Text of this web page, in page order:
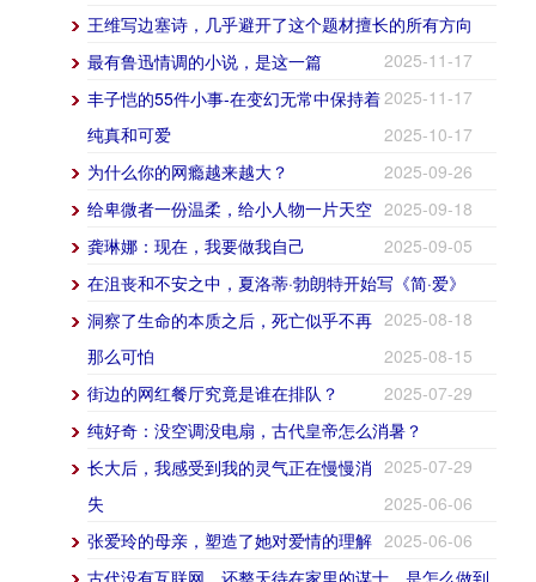
王维写边塞诗，几乎避开了这个题材擅长的所有方向
2025-11-17
最有鲁迅情调的小说，是这一篇
2025-11-17
丰子恺的55件小事-在变幻无常中保持着
纯真和可爱
2025-10-17
为什么你的网瘾越来越大？
2025-09-26
给卑微者一份温柔，给小人物一片天空 2025-09-18
龚琳娜：现在，我要做我自己
2025-09-05
在沮丧和不安之中，夏洛蒂·勃朗特开始写《简·爱》
2025-08-18
洞察了生命的本质之后，死亡似乎不再
那么可怕
2025-08-15
街边的网红餐厅究竟是谁在排队？
2025-07-29
纯好奇：没空调没电扇，古代皇帝怎么消暑？
2025-07-29
长大后，我感受到我的灵气正在慢慢消
失
2025-06-06
张爱玲的母亲，塑造了她对爱情的理解 2025-06-06
古代没有互联网，还整天待在家里的谋士，是怎么做到